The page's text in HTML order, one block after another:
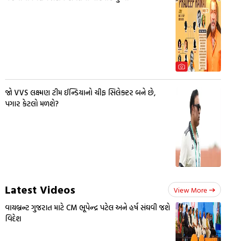
જો VVS લક્ષ્મણ ટીમ ઈન્ડિયાનો ચીફ સિલેક્ટર બને છે,
પગાર કેટલો મળશે?
Latest Videos View More
વાયબ્રન્ટ ગુજરાત માટે CM ભૂપેન્દ્ર પટેલ અને હર્ષ સંઘવી જશે
વિદેશ